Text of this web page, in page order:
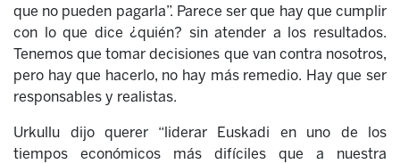
que no pueden pagarla”. Parece ser que hay que cumplir
con lo que dice ¿quién? sin atender a los resultados.
Tenemos que tomar decisiones que van contra nosotros,
pero hay que hacerlo, no hay más remedio. Hay que ser
responsables y realistas.
Urkullu dijo querer “liderar Euskadi en uno de los
tiempos económicos más difíciles que a nuestra